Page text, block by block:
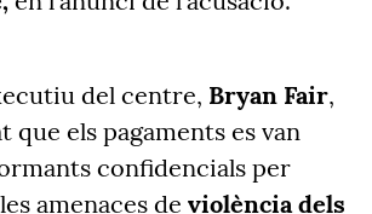
del centre, Bryan Fair,
que els pagaments es van
confidencials per
amenaces de violència dels